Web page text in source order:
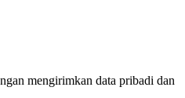
mengirimkan data pribadi dan